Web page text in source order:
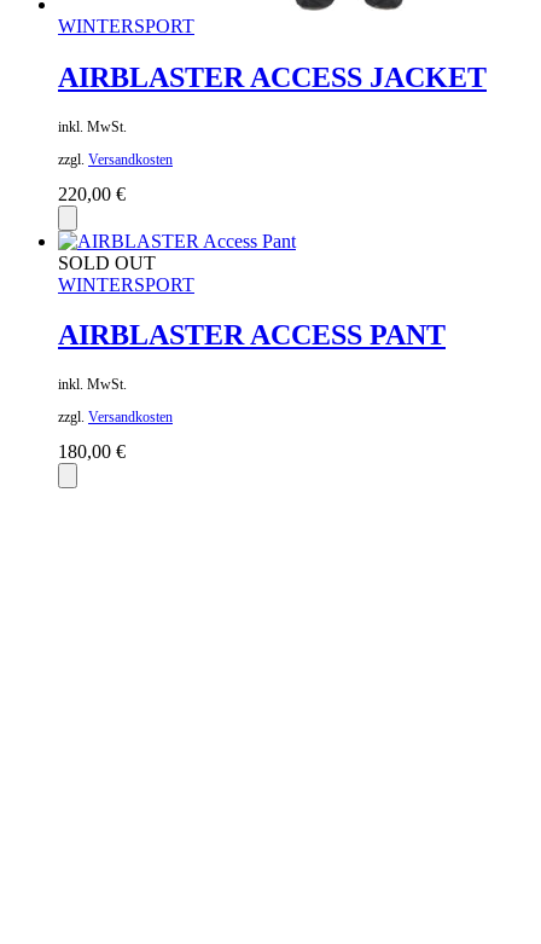
WINTERSPORT
AIRBLASTER ACCESS JACKET
inkl. MwSt.
zzgl. Versandkosten
220,00 €
SOLD OUT
WINTERSPORT
AIRBLASTER ACCESS PANT
inkl. MwSt.
zzgl. Versandkosten
180,00 €